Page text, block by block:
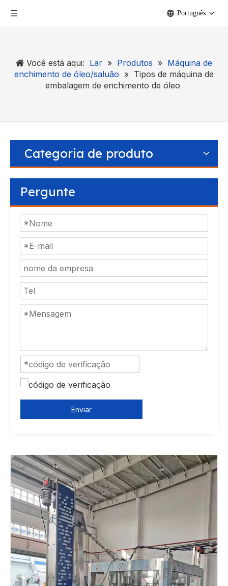
Português
Você está aqui: Lar » Produtos » Máquina de
enchimento de óleo/saluão » Tipos de máquina de
embalagem de enchimento de óleo
Categoria de produto
Pergunte
Enviar